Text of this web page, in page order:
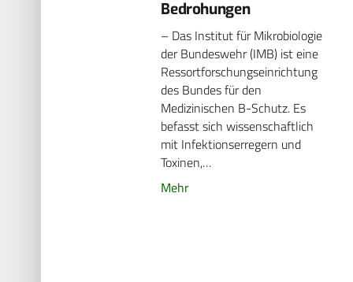
Bedrohungen
– Das Institut für Mikrobiologie
der Bundeswehr (IMB) ist eine
Ressortforschungseinrichtung
des Bundes für den
Medizinischen B-Schutz. Es
befasst sich wissenschaftlich
mit Infektionserregern und
Toxinen,…
Mehr